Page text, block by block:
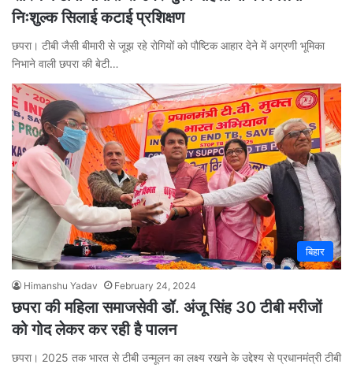
निःशुल्क सिलाई कटाई प्रशिक्षण
छपरा। टीबी जैसी बीमारी से जूझ रहे रोगियों को पौष्टिक आहार देने में अग्रणी भूमिका
निभाने वाली छपरा की बेटी…
बिहार
Himanshu Yadav February 24, 2024
छपरा की महिला समाजसेवी डॉ. अंजू सिंह 30 टीबी मरीजों
को गोद लेकर कर रही है पालन
छपरा। 2025 तक भारत से टीबी उन्मूलन का लक्ष्य रखने के उद्देश्य से प्रधानमंत्री टीबी